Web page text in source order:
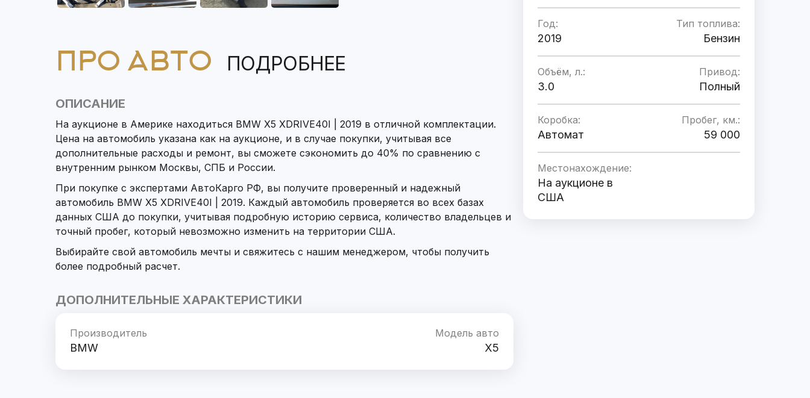
ПРО АВТО ПОДРОБНЕЕ
ОПИСАНИЕ
На аукционе в Америке находиться BMW X5 XDRIVE40I | 2019 в отличной комплектации.
Цена на автомобиль указана как на аукционе, и в случае покупки, учитывая все
дополнительные расходы и ремонт, вы сможете сэкономить до 40% по сравнению с
внутренним рынком Москвы, СПБ и России.
При покупке с экспертами АвтоКарго РФ, вы получите проверенный и надежный
автомобиль BMW X5 XDRIVE40I | 2019. Каждый автомобиль проверяется во всех базах
данных США до покупки, учитывая подробную историю сервиса, количество владельцев и
точный пробег, который невозможно изменить на территории США.
Выбирайте свой автомобиль мечты и свяжитесь с нашим менеджером, чтобы получить
более подробный расчет.
ДОПОЛНИТЕЛЬНЫЕ ХАРАКТЕРИСТИКИ
Производитель
BMW
Модель авто
X5
Год:
2019
Тип топлива:
Бензин
Объём, л.:
3.0
Привод:
Полный
Коробка:
Автомат
Пробег, км.:
59 000
Местонахождение:
На аукционе в
США